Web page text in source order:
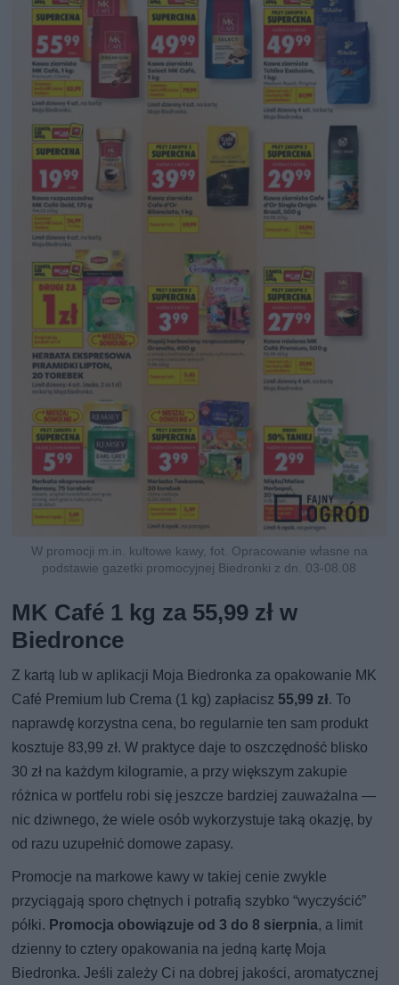
W promocji m.in. kultowe kawy, fot. Opracowanie własne na
podstawie gazetki promocyjnej Biedronki z dn. 03-08.08
MK Café 1 kg za 55,99 zł w
Biedronce
Z kartą lub w aplikacji Moja Biedronka za opakowanie MK
Café Premium lub Crema (1 kg) zapłacisz 55,99 zł. To
naprawdę korzystna cena, bo regularnie ten sam produkt
kosztuje 83,99 zł. W praktyce daje to oszczędność blisko
30 zł na każdym kilogramie, a przy większym zakupie
różnica w portfelu robi się jeszcze bardziej zauważalna —
nic dziwnego, że wiele osób wykorzystuje taką okazję, by
od razu uzupełnić domowe zapasy.
Promocje na markowe kawy w takiej cenie zwykle
przyciągają sporo chętnych i potrafią szybko “wyczyścić”
półki. Promocja obowiązuje od 3 do 8 sierpnia, a limit
dzienny to cztery opakowania na jedną kartę Moja
Biedronka. Jeśli zależy Ci na dobrej jakości, aromatycznej